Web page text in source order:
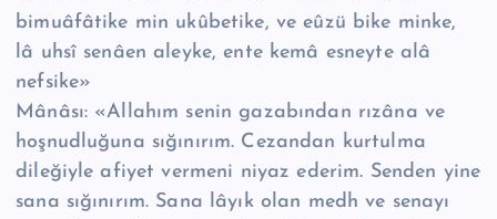
bimuâfâtike min ukûbetike, ve eûzü bike minke,
lâ uhsî senâen aleyke, ente kemâ esneyte alâ
nefsike»
Mânâsı: «Allahım senin gazabından rızâna ve
hoşnudlu­ğuna sığınırım. Cezandan kurtulma
dileğiyle afiyet vermeni niyaz ederim. Senden yine
sana sığınırım. Sana lâyık olan medh ve senayı